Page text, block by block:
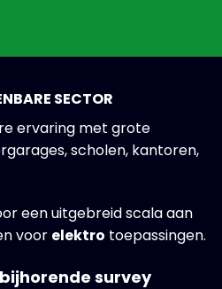
SECTOR
ervaring met grote
scholen, kantoren,
een uitgebreid scala aan
voor elektro toepassingen.
survey